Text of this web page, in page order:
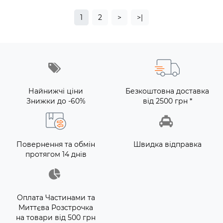
1 2 > >|
Найнижчі ціни
Знижки до -60%
Безкоштовна доставка
від 2500 грн *
Повернення та обмін
протягом 14 днів
Швидка відправка
Оплата Частинами та
Миттєва Розстрочка
на товари від 500 грн